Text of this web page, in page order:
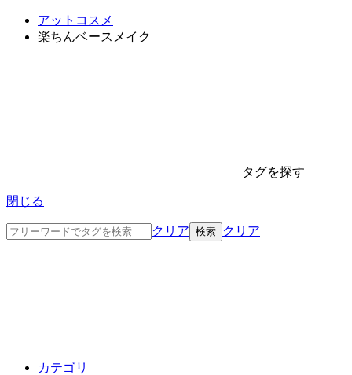
アットコスメ
楽ちんベースメイク
タグを探す
閉じる
クリア クリア
カテゴリ